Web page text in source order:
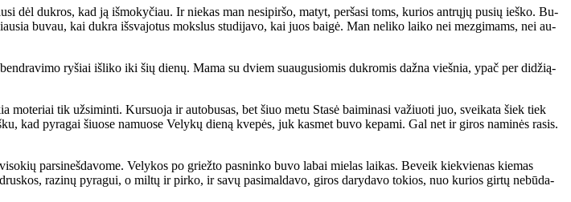
dėl duk­ros, kad ją iš­mo­ky­čiau. Ir nie­kas man ne­si­pir­šo, ma­tyt, per­ša­si toms, ku­rios ant­rų­jų pu­sių ieš­ko. Bu­
bu­vau, kai duk­ra iš­sva­jo­tus moks­lus stu­di­ja­vo, kai juos bai­gė. Man ne­li­ko lai­ko nei mez­gi­mams, nei au­
ry­šiai iš­li­ko iki šių die­nų. Ma­ma su dviem su­au­gu­sio­mis duk­ro­mis daž­na vieš­nia, ypač per di­dži­ą­
mo­te­riai tik už­si­min­ti. Kur­suo­ja ir au­to­bu­sas, bet šiuo me­tu Sta­sė bai­mi­na­si va­žiuo­ti juo, svei­ka­ta šiek tiek
kad py­ra­gai šiuo­se na­muo­se Ve­ly­kų die­ną kve­pės, juk kas­met bu­vo ke­pa­mi. Gal net ir gi­ros na­mi­nės ra­sis.
par­si­neš­da­vo­me. Ve­ly­kos po griež­to pas­nin­ko bu­vo la­bai mie­las lai­kas. Be­veik kiek­vie­nas kie­mas
ra­zi­nų py­ra­gui, o mil­tų ir pir­ko, ir sa­vų pa­si­mal­da­vo, gi­ros da­ry­da­vo to­kios, nuo ku­rios gir­tų ne­bū­da­